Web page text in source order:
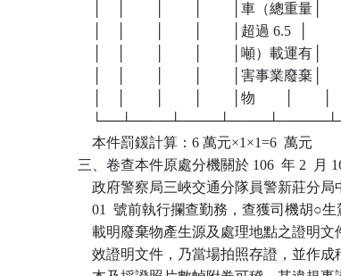
│    │        │        │        │車（總重量│
│    │        │        │        │超過 6.5  │        │
│    │        │        │        │噸）載運有│
│    │        │        │        │害事業廢棄│
│    │        │        │        │物        │        │
    本件罰鍰計算：6 萬元×1×1=6  萬元
三、卷查本件原處分機關於 106  年 2  月
政府警察局三峽交通分隊員警新莊分
01  號前執行攔查勤務，查獲司機胡○
載明廢棄物產生源及處理地點之證明
效證明文件，乃當場拍照存證，並作